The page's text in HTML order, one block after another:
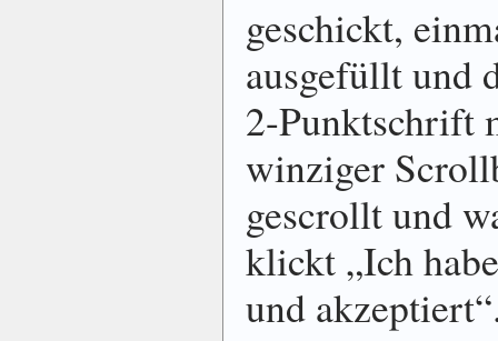
ge­schickt,
aus­ge­füllt und
2-Punkt­schrift
winziger
ge­scrollt und
klickt „Ich
und